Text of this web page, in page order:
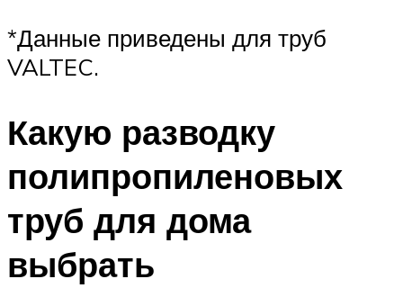
*Данные приведены для труб
VALTEC.
Какую разводку
полипропиленовых
труб для дома
выбрать